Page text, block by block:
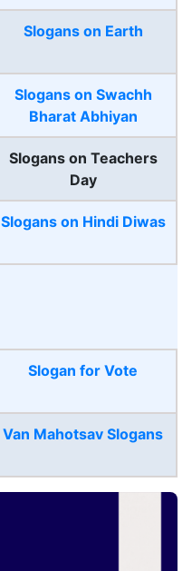
Slogans on Earth
Slogans on Swachh
Bharat Abhiyan
Slogans on Teachers
Day
Slogans on Hindi Diwas
Slogan for Vote
Van Mahotsav Slogans